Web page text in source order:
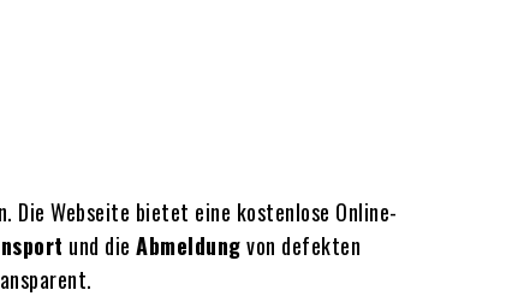
Die Webseite bietet eine kostenlose Online-
und die Abmeldungvon defekten